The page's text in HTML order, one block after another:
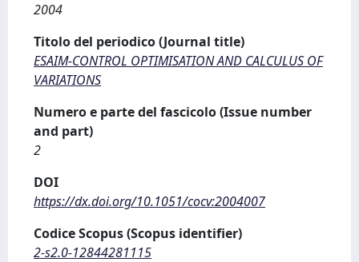
2004
Titolo del periodico (Journal title)
ESAIM-CONTROL OPTIMISATION AND CALCULUS OF
VARIATIONS
Numero e parte del fascicolo (Issue number
and part)
2
DOI
https://dx.doi.org/10.1051/cocv:2004007
Codice Scopus (Scopus identifier)
2-s2.0-12844281115